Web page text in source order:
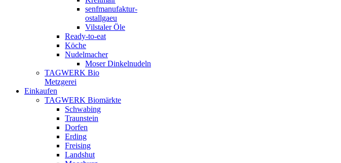
senfmanufaktur-
ostallgaeu
Vilstaler Öle
Ready-to-eat
Köche
Nudelmacher
Moser Dinkelnudeln
TAGWERK Bio
Metzgerei
Einkaufen
TAGWERK Biomärkte
Schwabing
Traunstein
Dorfen
Erding
Freising
Landshut